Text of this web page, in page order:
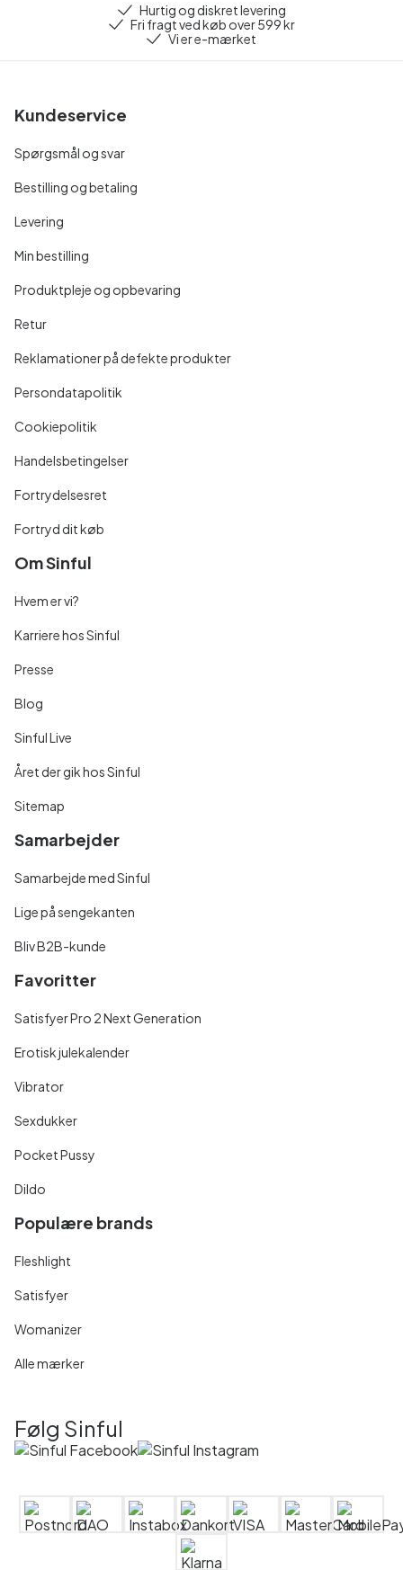
Hurtig og diskret levering
Fri fragt ved køb over 599 kr
Vi er e-mærket
Kundeservice
Spørgsmål og svar
Bestilling og betaling
Levering
Min bestilling
Produktpleje og opbevaring
Retur
Reklamationer på defekte produkter
Persondatapolitik
Cookiepolitik
Handelsbetingelser
Fortrydelsesret
Fortryd dit køb
Om Sinful
Hvem er vi?
Karriere hos Sinful
Presse
Blog
Sinful Live
Året der gik hos Sinful
Sitemap
Samarbejder
Samarbejde med Sinful
Lige på sengekanten
Bliv B2B-kunde
Favoritter
Satisfyer Pro 2 Next Generation
Erotisk julekalender
Vibrator
Sexdukker
Pocket Pussy
Dildo
Populære brands
Fleshlight
Satisfyer
Womanizer
Alle mærker
Følg Sinful